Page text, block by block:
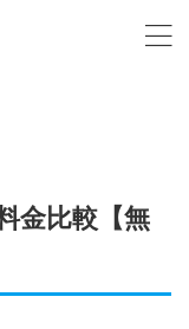
金比較【無